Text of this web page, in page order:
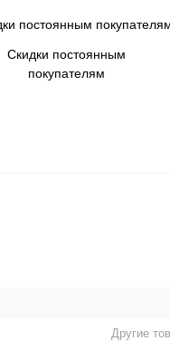
Скидки постоянным
покупателям
Другие